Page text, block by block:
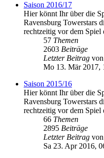
Saison 2016/17
Hier könnt Ihr über die
Ravensburg Towerstars
rechtzeitig vor dem Spiel
57 Themen
2603 Beiträge
Letzter Beitrag von
Mo 13. Mär 2017,
Saison 2015/16
Hier könnt Ihr über die
Ravensburg Towerstars
rechtzeitig vor dem Spiel
66 Themen
2895 Beiträge
Letzter Beitrag von
Sa 23. Apr 2016,